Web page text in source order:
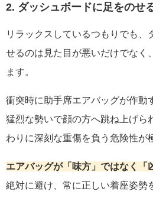
2. ダッシュボードに足をのせ
リラックスしているつもりでも、
せるのは見た目が悪いだけでなく
ます。
衝突時に助手席エアバッグが作動
猛烈な勢いで顔の方へ跳ね上げら
わりに深刻な重傷を負う危険性が
エアバッグが「味方」ではなく「
絶対に避け、常に正しい着座姿勢